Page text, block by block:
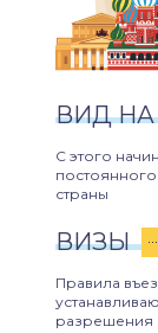
ВИД НА
С этого
страны
ВИЗЫ
Правила
разрешения